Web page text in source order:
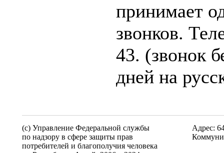
принимает
звонков.
43. (звонок
дней на
(c) Управление Федеральной службы
по надзору в сфере защиты прав
потребителей и благополучия человека
Адрес: